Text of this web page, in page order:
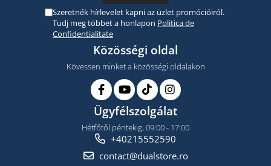
Szeretnék hírlevelet kapni az üzlet promócióiról.
Tudj meg többet a honlapon Politica de
Confidentialitate
Közösségi oldal
Kövessen minket a közösségi oldalakon
Ügyfélszolgálat
Hétfőtől péntekig, 09:00 - 17:00
+40215552590
contact@dualstore.ro